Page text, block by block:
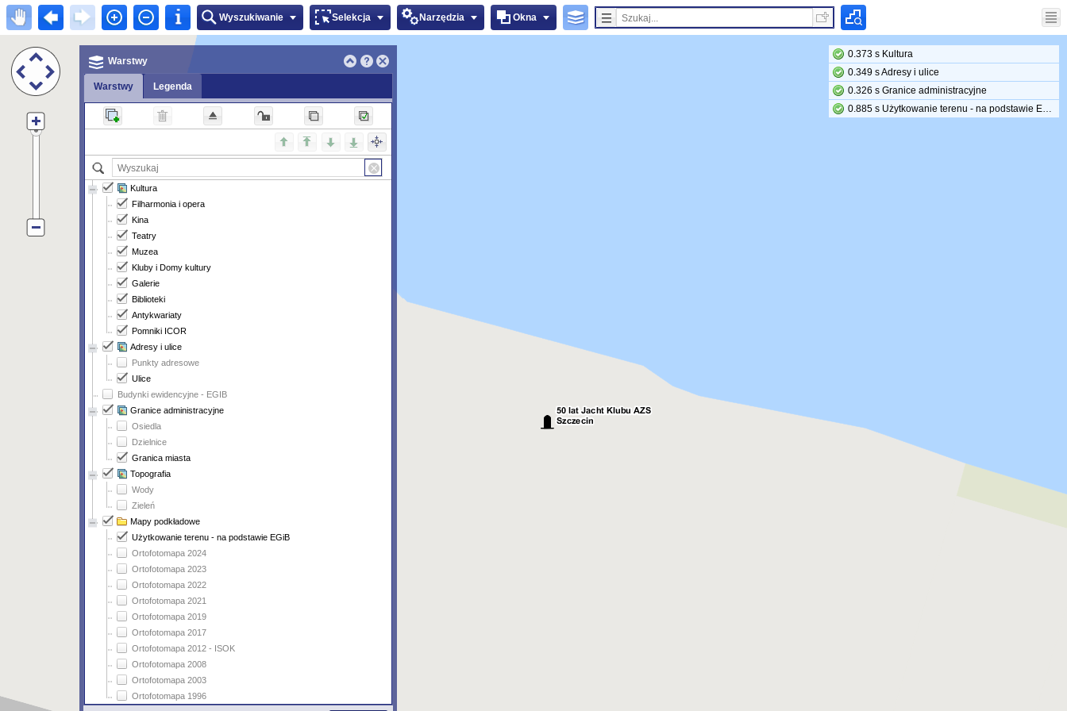
Wyszukiwanie Selekcja Narzędzia Okna
0.373 s Kultura
0.349 s Adresy i ulice
0.326 s Granice administracyjne
0.885 s Użytkowanie terenu - na podstawie EGiB
Warstwy
Warstwy Legenda
Kultura
Filharmonia i opera
Kina
Teatry
Muzea
Kluby i Domy kultury
Galerie
Biblioteki
Antykwariaty
Pomniki ICOR
Adresy i ulice
Punkty adresowe
Ulice
Budynki ewidencyjne - EGIB
Granice administracyjne
Osiedla
Dzielnice
Granica miasta
Topografia
Wody
Zieleń
Mapy podkładowe
Użytkowanie terenu - na podstawie EGiB
Ortofotomapa 2024
Ortofotomapa 2023
Ortofotomapa 2022
Ortofotomapa 2021
Ortofotomapa 2019
Ortofotomapa 2017
Ortofotomapa 2012 - ISOK
Ortofotomapa 2008
Ortofotomapa 2003
Ortofotomapa 1996